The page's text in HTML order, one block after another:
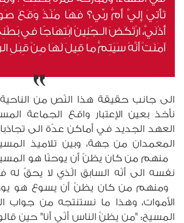
تَأْتِيَ إِليَّ أُمُّ ربِّي؟ فَهَا مُنْذُ
أُذُنَيَّ، ارْتَكَضَ الـجَنِينُ ابْتِهَاجًا في
آمَنَتْ أَنَّهُ سَيَتِمُّ ما قِيلَ لَهَا مِنْ قِبَلِ
الى جانب حقيقة هذا النّص من الناحية
نأخذ بعين الإعتبار واقع الجماعة
العهد الجديد في أماكن عدّة الى
المعمدان من جهة، وبين تلاميذ
منهم من كان يظنّ أن يوحنّا هو
نفسه الى أنّه السابق الّذي لا يحقّ له
ومنهم من كان يظنّ أن يسوع هو
الأموات، وهذا ما نستنتجه من جواب
المسيح: "من يظنّ الناس أنّي أنا" حين